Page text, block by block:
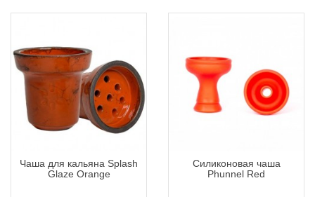
Чаша для кальяна Splash
Glaze Orange
Силиконовая чаша
Phunnel Red